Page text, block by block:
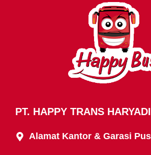
PT. HAPPY TRANS HARYADI
Alamat Kantor & Garasi